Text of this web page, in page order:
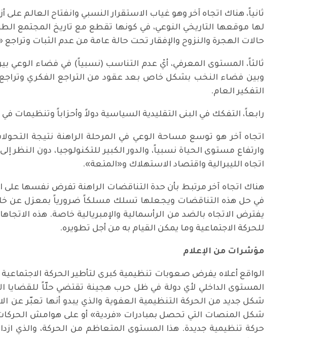
ثانياً، هناك اتجاه آخر وهو غياب الاستقرار النسبي وانفتاح العالم
لها موقعها التاريخي النوعي، في كونها تقطع مع تاريخ المجتمع
حالات الهجرة والنزوح والإفقار تحت حالة عامة من عدم الثبات
ثالثاً، المستوى المعرفي، أيْ عدم التناسب (نسبياً) في فضاء الوعي
وبين فضاء النخب بشكل خاص بعد عقود من التراجع الفكري
التفكير العام.
رابعاً، التفكك في البنى التقليدية السياسية دولاً وأحزاباً وتنظيمات
اتجاه آخر هو توسع مساحة الوعي في المرحلة الراهنة نتيجة
وارتفاع مستوى الحياة نسبياً، والدور الكبير للتكنولوجيا، دون
اتجاه الليبرالية واقتصاد الاستهلاك و«المتعة».
هناك اتجاه آخر مرتبط بأن حدة التناقضات الراهنة تفرض نفسها على
في حل هذه التناقضات ويجعلها تسلك مسلكاً ضرورياً بمعزل عن
يفترض الاتجاه بالضد من الرأسمالية والإمبريالية خاصة. هذه
للحركة الاجتماعية وما يمكن القيام به من أجل تطويره.
مؤشرات من الإعلام
الواقع أعلاه يفرض صعوبات تنظيمية كبرى لتأطير الحركة
المستوى الداخلي لأي دولة في ظل حرب هجينة تقتضي حلّاً للقضايا
شكل جديد من الحركة التنظيمية العفوية والذي يبدو أنها تعبّر عن
شكل المنصات التي تحصل بمبادرات «فردية» أو على هوامش
حركة تنظيمية جديدة. هذا المستوى المتعاظم من الحركة، والذي